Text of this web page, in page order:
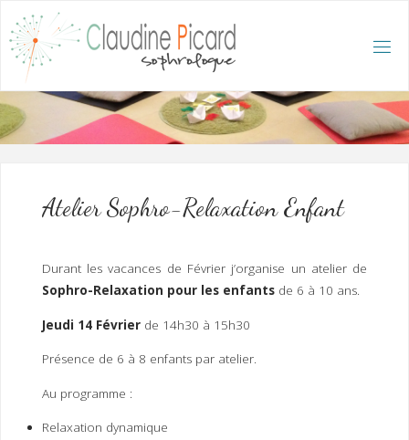
content
DIN
E PI
CAR
D :
/ S
PHR
UE
ET
N
A P
Atelier Sophro-Relaxation Enfant
Durant les vacances de Février j’organise un atelier de
Sophro-Relaxation pour les enfantsde 6 à 10 ans.
Jeudi 14 Févrierde 14h30 à 15h30
Présence de 6 à 8 enfants par atelier.
Au programme :
Relaxation dynamique